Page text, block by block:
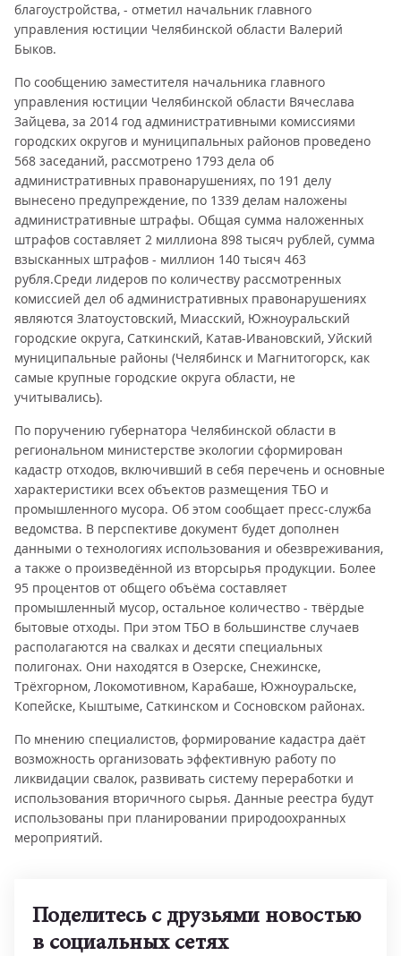
благоустройства, - отметил начальник главного
управления юстиции Челябинской области Валерий
Быков.
По сообщению заместителя начальника главного
управления юстиции Челябинской области Вячеслава
Зайцева, за 2014 год административными комиссиями
городских округов и муниципальных районов проведено
568 заседаний, рассмотрено 1793 дела об
административных правонарушениях, по 191 делу
вынесено предупреждение, по 1339 делам наложены
административные штрафы. Общая сумма наложенных
штрафов составляет 2 миллиона 898 тысяч рублей, сумма
взысканных штрафов - миллион 140 тысяч 463
рубля.Среди лидеров по количеству рассмотренных
комиссией дел об административных правонарушениях
являются Златоустовский, Миасский, Южноуральский
городские округа, Саткинский, Катав-Ивановский, Уйский
муниципальные районы (Челябинск и Магнитогорск, как
самые крупные городские округа области, не
учитывались).
По поручению губернатора Челябинской области в
региональном министерстве экологии сформирован
кадастр отходов, включивший в себя перечень и основные
характеристики всех объектов размещения ТБО и
промышленного мусора. Об этом сообщает пресс-служба
ведомства. В перспективе документ будет дополнен
данными о технологиях использования и обезвреживания,
а также о произведённой из вторсырья продукции. Более
95 процентов от общего объёма составляет
промышленный мусор, остальное количество - твёрдые
бытовые отходы. При этом ТБО в большинстве случаев
располагаются на свалках и десяти специальных
полигонах. Они находятся в Озерске, Снежинске,
Трёхгорном, Локомотивном, Карабаше, Южноуральске,
Копейске, Кыштыме, Саткинском и Сосновском районах.
По мнению специалистов, формирование кадастра даёт
возможность организовать эффективную работу по
ликвидации свалок, развивать систему переработки и
использования вторичного сырья. Данные реестра будут
использованы при планировании природоохранных
мероприятий.
Поделитесь с друзьями новостью
в социальных сетях